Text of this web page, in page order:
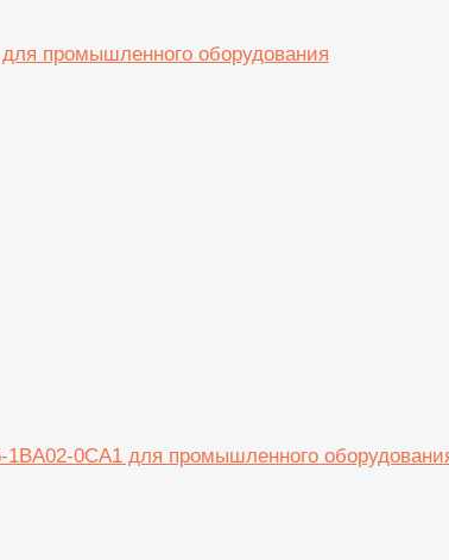
промышленного оборудования
0CA1 для промышленного